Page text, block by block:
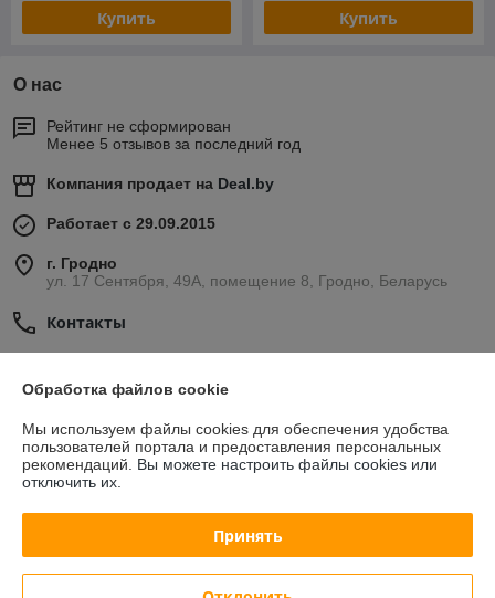
Купить Купить
О нас
Рейтинг не сформирован
Менее 5 отзывов за последний год
Компания продает на Deal.by
Работает с 29.09.2015
г. Гродно
ул. 17 Сентября, 49А, помещение 8, Гродно, Беларусь
Контакты
Отзывы о магазине
42 отзывов за всё время
Плохо
Обработка файлов cookie
Мы используем файлы cookies для обеспечения удобства
пользователей портала и предоставления персональных
рекомендаций. Вы можете настроить файлы cookies или
отключить их.
Принять